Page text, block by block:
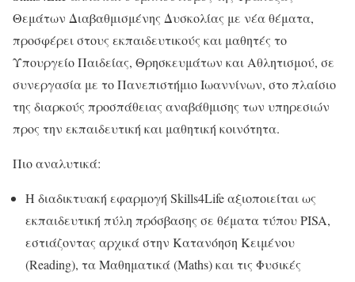
Θεμάτων Διαβαθμισμένης Δυσκολίας με νέα θέματα,
προσφέρει στους εκπαιδευτικούς και μαθητές το
Υπουργείο Παιδείας, Θρησκευμάτων και Αθλητισμού, σε
συνεργασία με το Πανεπιστήμιο Ιωαννίνων, στο πλαίσιο
της διαρκούς προσπάθειας αναβάθμισης των υπηρεσιών
προς την εκπαιδευτική και μαθητική κοινότητα.
Πιο αναλυτικά:
Η διαδικτυακή εφαρμογή Skills4Life αξιοποιείται ως
εκπαιδευτική πύλη πρόσβασης σε θέματα τύπου PISA,
εστιάζοντας αρχικά στην Κατανόηση Κειμένου
(Reading), τα Μαθηματικά (Maths) και τις Φυσικές